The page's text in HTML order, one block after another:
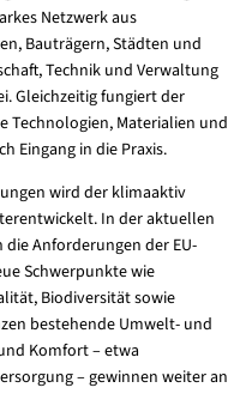
Netzwerk aus
Bauträgern, Städten und
Technik und Verwaltung
Gleichzeitig fungiert der
Technologien, Materialien und
Eingang in die Praxis.
wird der klimaaktiv
In der aktuellen
Anforderungen der EU-
Schwerpunkte wie
Biodiversität sowie
bestehende Umwelt- und
Komfort – etwa
– gewinnen weiter an